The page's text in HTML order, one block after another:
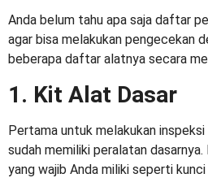
Anda belum tahu apa saja daftar
agar bisa melakukan pengecekan
beberapa daftar alatnya secara
1. Kit Alat Dasar
Pertama untuk melakukan
sudah memiliki peralatan
yang wajib Anda miliki seperti